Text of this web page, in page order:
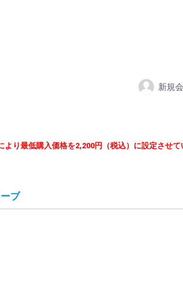
新規
より最低購入価格を2,200円（税込）に設定させ
ブ